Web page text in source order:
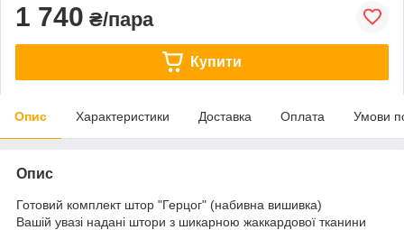
1 740 ₴/пара
Купити
Опис Характеристики Доставка Оплата Умови
Опис
Готовий комплект штор "Герцог" (набивна вишивка)
Вашій увазі надані штори з шикарною жаккардової тканини